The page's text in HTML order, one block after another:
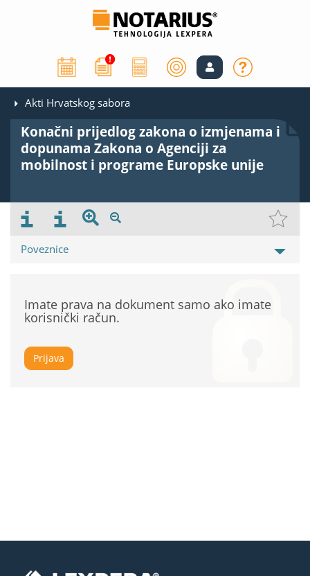
Akti Hrvatskog sabora
Konačni prijedlog zakona o izmjenama i
dopunama Zakona o Agenciji za
mobilnost i programe Europske unije
Poveznice
Imate prava na dokument samo ako imate
korisnički račun.
Prijava